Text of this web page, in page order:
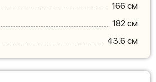
166 см
182 см
43.6 см